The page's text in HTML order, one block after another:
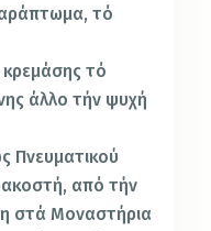
τό
τό
άλλο τήν ψυχή
Πνευματικού
από τήν
στά Μοναστήρια